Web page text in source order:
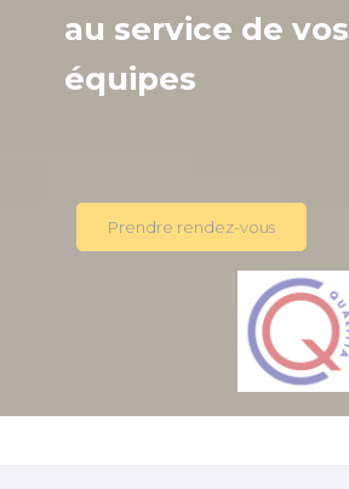
au service de vos
équipes
Prendre rendez-vous